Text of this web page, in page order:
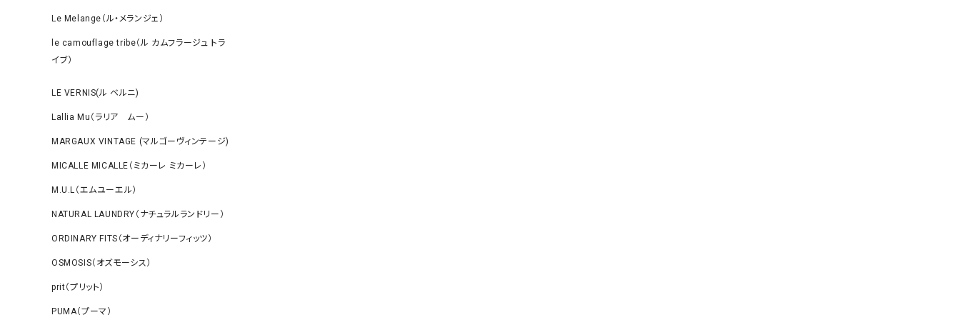
Le Melange（ル・メランジェ）
le camouflage tribe（ル カムフラージュ トラ
イブ）
LE VERNIS(ル ベルニ)
Lallia Mu（ラリア ムー）
MARGAUX VINTAGE (マルゴーヴィンテージ)
MICALLE MICALLE（ミカーレ ミカーレ）
M.U.L（エムユーエル）
NATURAL LAUNDRY（ナチュラルランドリー）
ORDINARY FITS（オーディナリーフィッツ）
OSMOSIS（オズモーシス）
prit（プリット）
PUMA（プーマ）